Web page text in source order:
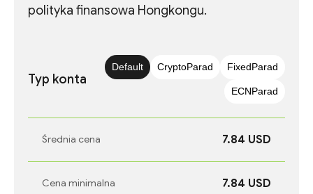
polityka finansowa Hongkongu.
Typ konta
Default CryptoParad FixedParad
ECNParad
Średnia cena 7.84 USD
Cena minimalna 7.84 USD